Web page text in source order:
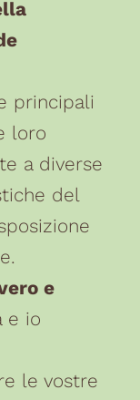
principali
loro
a diverse
del
e
e io
le vostre